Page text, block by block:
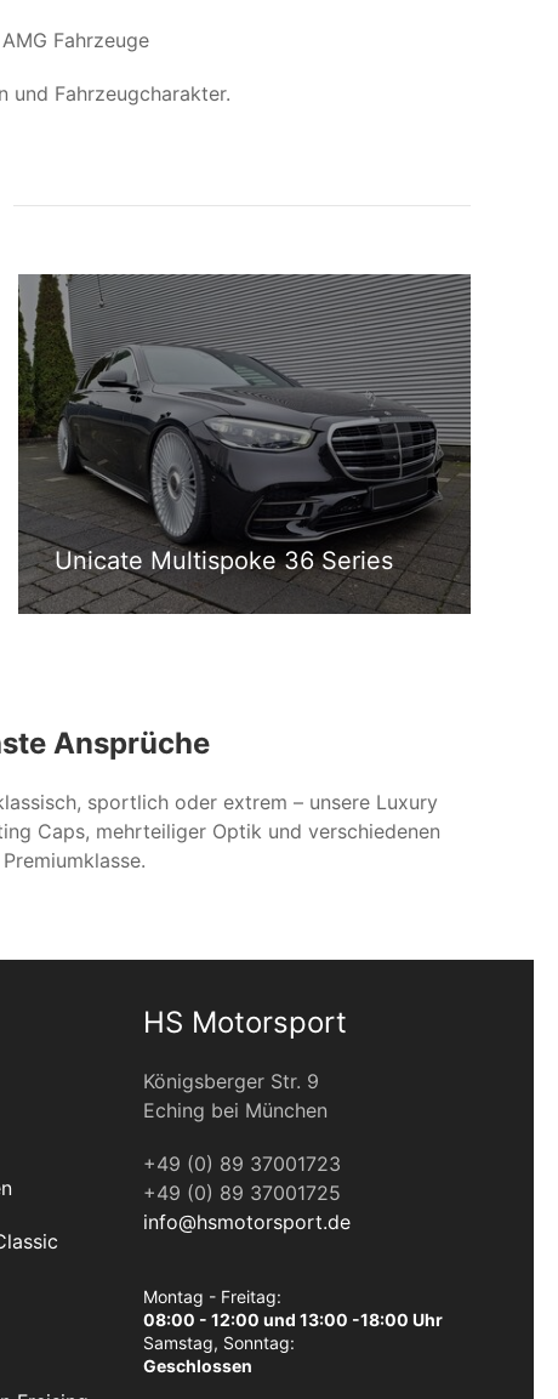
Fahrzeuge
und Fahrzeugcharakter.
Unicate Multispoke 36 Series
Ansprüche
sportlich oder extrem – unsere Luxury
Caps, mehrteiliger Optik und verschiedenen
HS Motorsport
Königsberger Str. 9
Eching bei München
+49 (0) 89 37001723
+49 (0) 89 37001725
info@hsmotorsport.de
Montag - Freitag:
08:00 - 12:00 und 13:00 -18:00 Uhr
Samstag, Sonntag:
Geschlossen